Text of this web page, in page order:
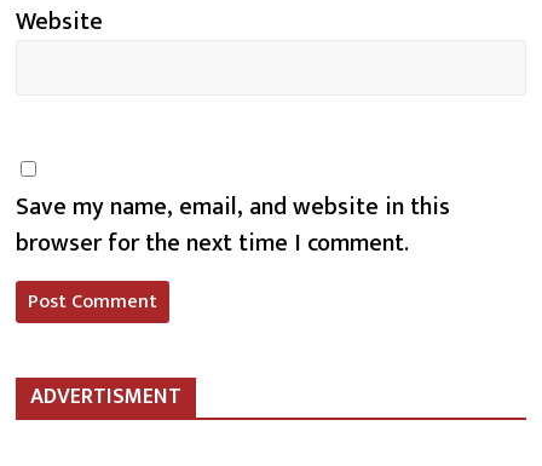
Website
Save my name, email, and website in this
browser for the next time I comment.
ADVERTISMENT